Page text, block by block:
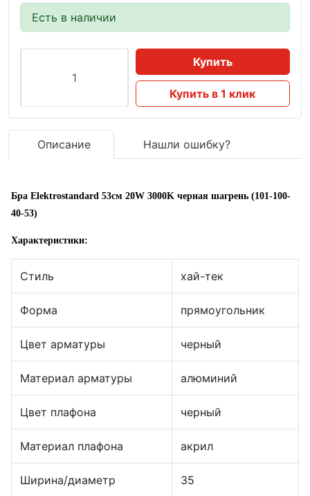
Есть в наличии
Купить
Купить в 1 клик
Описание Нашли ошибку?
Бра Elektrostandard 53см 20W 3000K черная шагрень (101-100-
40-53)
Характеристики:
Стиль хай-тек
Форма прямоугольник
Цвет арматуры черный
Материал арматуры алюминий
Цвет плафона черный
Материал плафона акрил
Ширина/диаметр 35